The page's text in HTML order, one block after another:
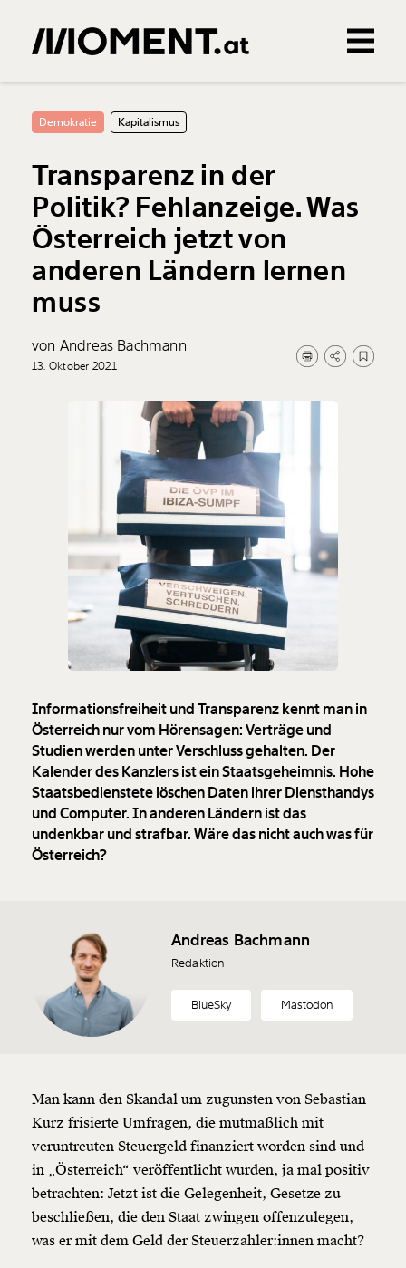
0Treffer
Demokratie Kapitalismus
Transparenz in der
Politik? Fehlanzeige. Was
Österreich jetzt von
anderen Ländern lernen
muss
von Andreas Bachmann
13. Oktober 2021
Informationsfreiheit und Transparenz kennt man in
Österreich nur vom Hörensagen: Verträge und
Studien werden unter Verschluss gehalten. Der
Kalender des Kanzlers ist ein Staatsgeheimnis. Hohe
Staatsbedienstete löschen Daten ihrer Diensthandys
und Computer. In anderen Ländern ist das
undenkbar und strafbar. Wäre das nicht auch was für
Österreich?
Andreas Bachmann
Redaktion
BlueSky Mastodon
Man kann den Skandal um zugunsten von Sebastian
Kurz frisierte Umfragen, die mutmaßlich mit
veruntreuten Steuergeld finanziert worden sind und
in „Österreich“ veröffentlicht wurden, ja mal positiv
betrachten: Jetzt ist die Gelegenheit, Gesetze zu
beschließen, die den Staat zwingen offenzulegen,
was er mit dem Geld der Steuerzahler:innen macht?